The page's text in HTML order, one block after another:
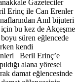
Gazeteciler
Erinç ile Can Erenler
Anıl bijuteri
bu kez de Akçeşme
süren eğlencede
kendi
Beril Erinç’e
alana yöresel
damat eğlencesinde